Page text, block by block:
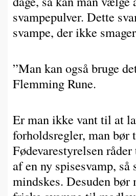
svampepulver. Dette
svampe, der ikke
”Man kan også bruge
Flemming Rune.
Er man ikke vant til at
forholdsregler, man bør
Fødevarestyrelsen
af en ny spisesvamp,
mindskes. Desuden